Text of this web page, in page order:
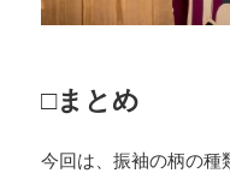
□まとめ
今回は、振袖の柄の種